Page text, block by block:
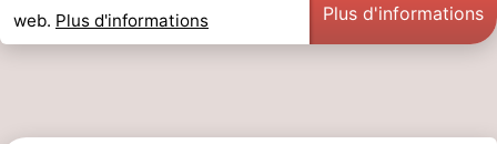
web. Plus d'informations Plus d'informations